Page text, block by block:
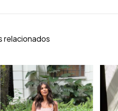
relacionados